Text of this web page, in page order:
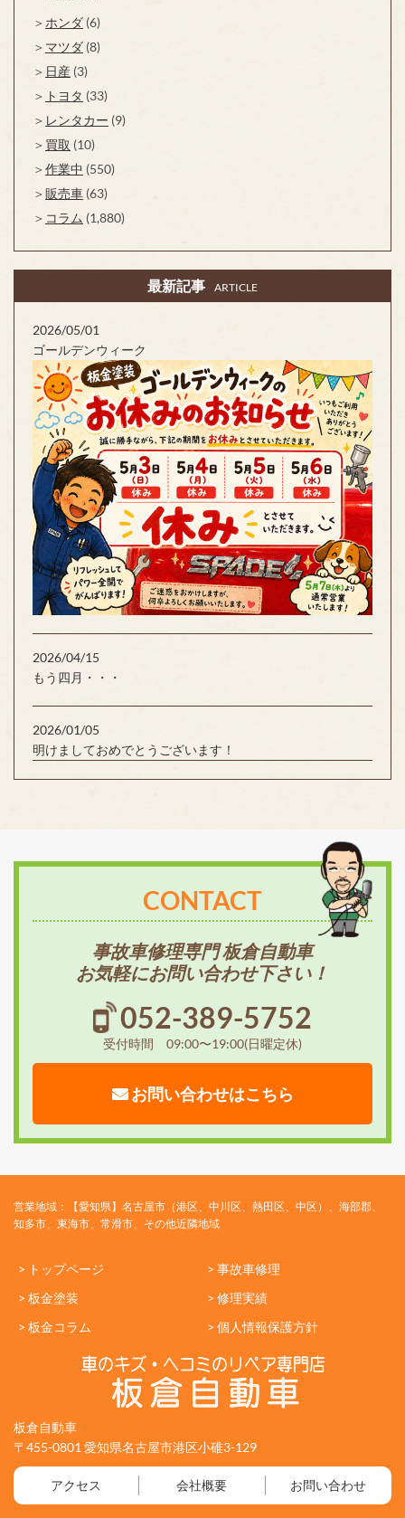
ホンダ (6)
マツダ (8)
日産 (3)
トヨタ (33)
レンタカー (9)
買取 (10)
作業中 (550)
販売車 (63)
コラム (1,880)
最新記事 ARTICLE
2026/05/01
ゴールデンウィーク
2026/04/15
もう四月・・・
2026/01/05
明けましておめでとうございます！
CONTACT
事故車修理専門 板倉自動車
お気軽にお問い合わせ下さい！
052-389-5752
受付時間 09:00〜19:00(日曜定休)
お問い合わせはこちら
営業地域：【愛知県】名古屋市（港区、中川区、熱田区、中区）、海部郡、
知多市、東海市、常滑市、その他近隣地域
> トップページ
> 事故車修理
> 板金塗装
> 修理実績
> 板金コラム
> 個人情報保護方針
板倉自動車
〒455-0801 愛知県名古屋市港区小碓3-129
アクセス 会社概要 お問い合わせ